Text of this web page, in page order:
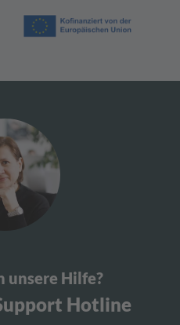
unsere Hilfe?
Hotline